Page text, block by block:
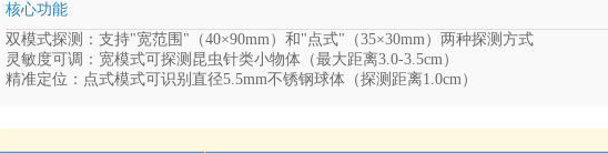
核心功能
双模式探测：支持"宽范围"（40×90mm）和"点式"（35×30mm）两种探测方式
灵敏度可调：宽模式可探测昆虫针类小物体（最大距离3.0-3.5cm）
精准定位：点式模式可识别直径5.5mm不锈钢球体（探测距离1.0cm）